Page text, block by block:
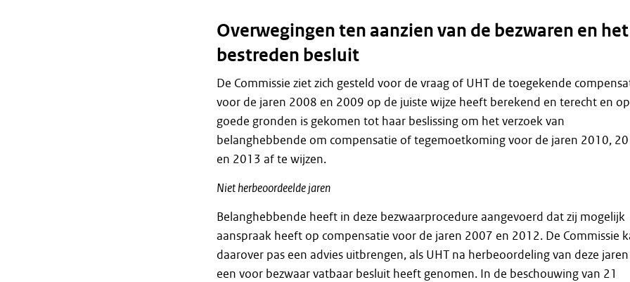
Overwegingen ten aanzien van de bezwaren en het
bestreden besluit
De Commissie ziet zich gesteld voor de vraag of UHT de toegekende
voor de jaren 2008 en 2009 op de juiste wijze heeft berekend en terecht en op
goede gronden is gekomen tot haar beslissing om het verzoek van
belanghebbende om compensatie of tegemoetkoming voor de jaren 2010,
en 2013 af te wijzen.
Niet herbeoordeelde jaren
Belanghebbende heeft in deze bezwaarprocedure aangevoerd dat zij mogelijk
aanspraak heeft op compensatie voor de jaren 2007 en 2012. De Commissie
daarover pas een advies uitbrengen, als UHT na herbeoordeling van deze jaren
een voor bezwaar vatbaar besluit heeft genomen. In de beschouwing van 21